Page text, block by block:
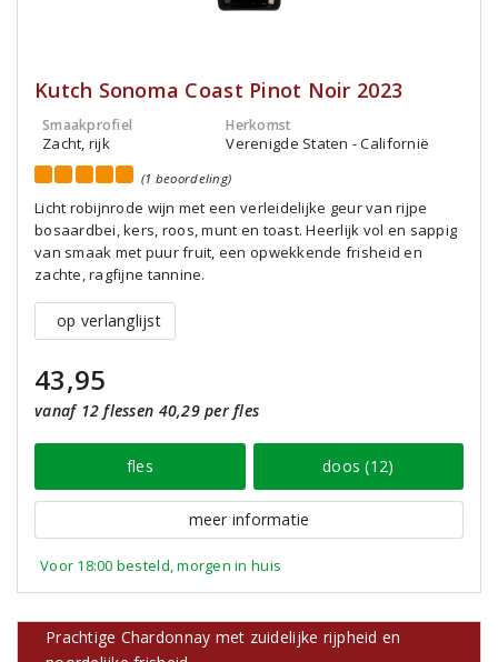
Kutch Sonoma Coast Pinot Noir 2023
Smaakprofiel
Zacht, rijk
Herkomst
Verenigde Staten - Californië
(1 beoordeling)
Licht robijnrode wijn met een verleidelijke geur van rijpe
bosaardbei, kers, roos, munt en toast. Heerlijk vol en sappig
van smaak met puur fruit, een opwekkende frisheid en
zachte, ragfijne tannine.
op verlanglijst
43,95
vanaf 12 flessen 40,29 per fles
fles doos (12)
meer informatie
Voor 18:00 besteld, morgen in huis
Prachtige Chardonnay met zuidelijke rijpheid en